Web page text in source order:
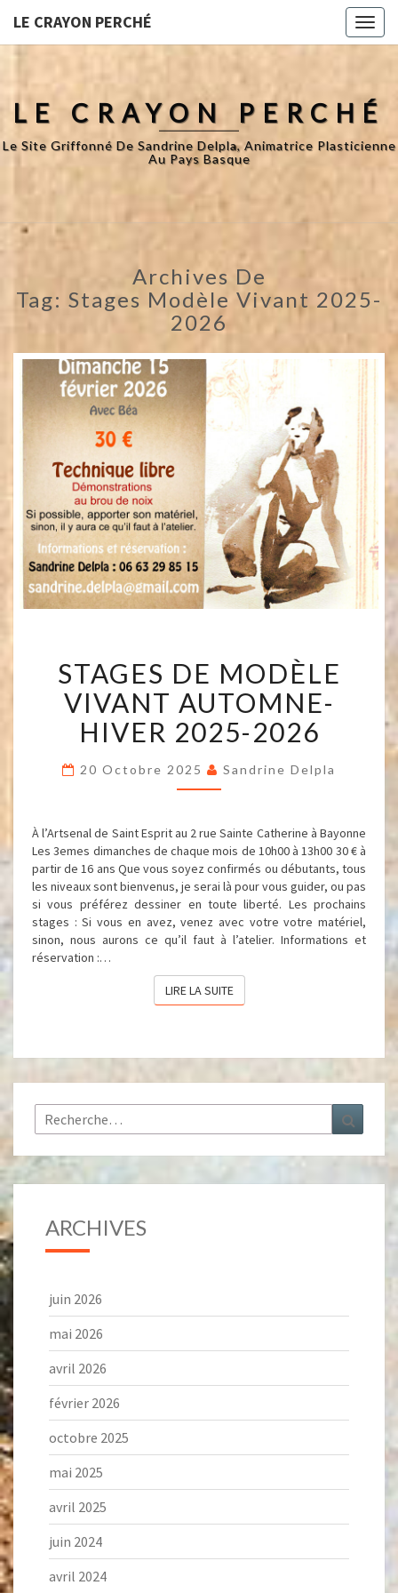
LE CRAYON PERCHÉ
LE CRAYON PERCHÉ
Le Site Griffonné De Sandrine Delpla, Animatrice Plasticienne
Au Pays Basque
Archives De
Tag: Stages Modèle Vivant 2025-
2026
DE
MODÈLE
VIVANT
AUTOMNE-
HIVER
2026
STAGES DE MODÈLE
VIVANT AUTOMNE-
HIVER 2025-2026
20 Octobre 2025 Sandrine Delpla
À l’Artsenal de Saint Esprit au 2 rue Sainte Catherine à Bayonne
Les 3emes dimanches de chaque mois de 10h00 à 13h00 30 € à
partir de 16 ans Que vous soyez confirmés ou débutants, tous
les niveaux sont bienvenus, je serai là pour vous guider, ou pas
si vous préférez dessiner en toute liberté. Les prochains
stages : Si vous en avez, venez avec votre votre matériel,
sinon, nous aurons ce qu’il faut à l’atelier. Informations et
réservation :…
LIRE LA SUITELIRE LA SUITE
Rechercher :
ARCHIVES
juin 2026
mai 2026
avril 2026
février 2026
octobre 2025
mai 2025
avril 2025
juin 2024
avril 2024